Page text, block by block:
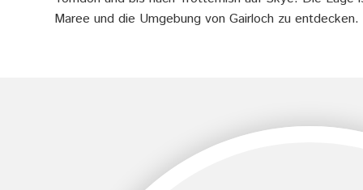
Maree und die Umgebung von Gairloch zu entdecken.